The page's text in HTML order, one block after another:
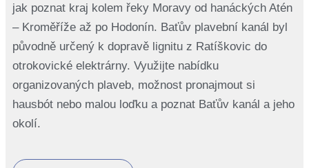
jak poznat kraj kolem řeky Moravy od hanáckých Atén
– Kroměříže až po Hodonín. Baťův plavební kanál byl
původně určený k dopravě lignitu z Ratíškovic do
otrokovické elektrárny. Využijte nabídku
organizovaných plaveb, možnost pronajmout si
hausbót nebo malou loďku a poznat Baťův kanál a jeho
okolí.